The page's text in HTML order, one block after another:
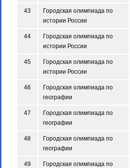
43
Городская олимпиада по
истории России
44
Городская олимпиада по
истории России
45
Городская олимпиада по
истории России
46
Городская олимпиада по
географии
47
Городская олимпиада по
географии
48
Городская олимпиада по
географии
49
Городская олимпиада по